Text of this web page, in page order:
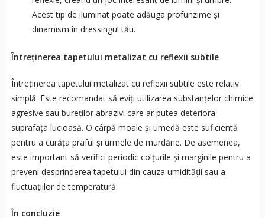
Acest tip de iluminat poate adăuga profunzime și
dinamism în dressingul tău.
Întreținerea tapetului metalizat cu reflexii subtile
Întreținerea tapetului metalizat cu reflexii subtile este relativ
simplă. Este recomandat să eviți utilizarea substanțelor chimice
agresive sau bureților abrazivi care ar putea deteriora
suprafața lucioasă. O cârpă moale și umedă este suficientă
pentru a curăța praful și urmele de murdărie. De asemenea,
este important să verifici periodic colțurile și marginile pentru a
preveni desprinderea tapetului din cauza umidității sau a
fluctuațiilor de temperatură.
În concluzie